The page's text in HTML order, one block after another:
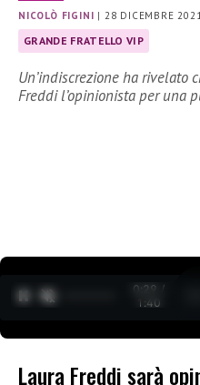
NICOLÒ FIGINI | 28 DICEMBRE
GRANDE FRATELLO VIP
Un’indiscrezione ha rivelato
Freddi l’opinionista per una
0:30 /
1:40
Laura Freddi sarà